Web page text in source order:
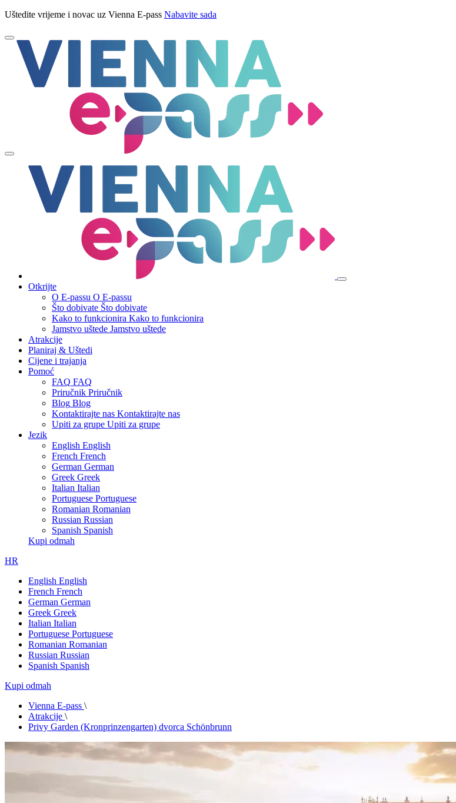
Uštedite vrijeme i novac uz Vienna E-pass Nabavite sada
Otkrijte
O E-passu O E-passu
Što dobivate Što dobivate
Kako to funkcionira Kako to funkcionira
Jamstvo uštede Jamstvo uštede
Atrakcije
Planiraj & Uštedi
Cijene i trajanja
Pomoć
FAQ FAQ
Priručnik Priručnik
Blog Blog
Kontaktirajte nas Kontaktirajte nas
Upiti za grupe Upiti za grupe
Jezik
English English
French French
German German
Greek Greek
Italian Italian
Portuguese Portuguese
Romanian Romanian
Russian Russian
Spanish Spanish
Kupi odmah
HR
English English
French French
German German
Greek Greek
Italian Italian
Portuguese Portuguese
Romanian Romanian
Russian Russian
Spanish Spanish
Kupi odmah
Vienna E-pass \
Atrakcije \
Privy Garden (Kronprinzengarten) dvorca Schönbrunn